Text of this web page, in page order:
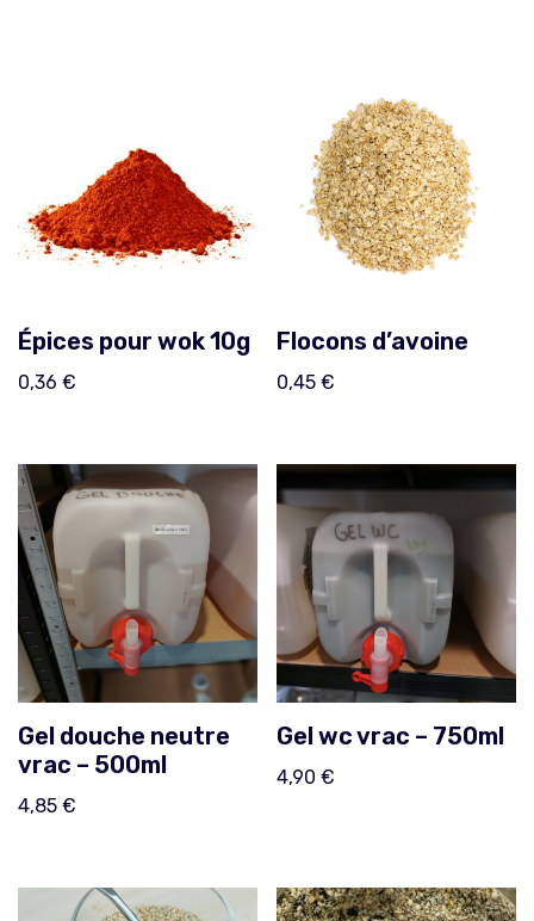
Épices pour wok 10g
0,36 €
Flocons d’avoine
0,45€
Gel douche neutre
vrac – 500ml
4,85 €
Gel wc vrac – 750ml
4,90€